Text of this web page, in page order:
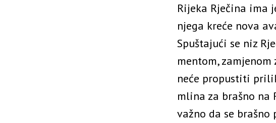
Rijeka Rječina ima
njega kreće nova
Spuštajući se niz
mentom,
neće propustiti
mlina za brašno
važno da se